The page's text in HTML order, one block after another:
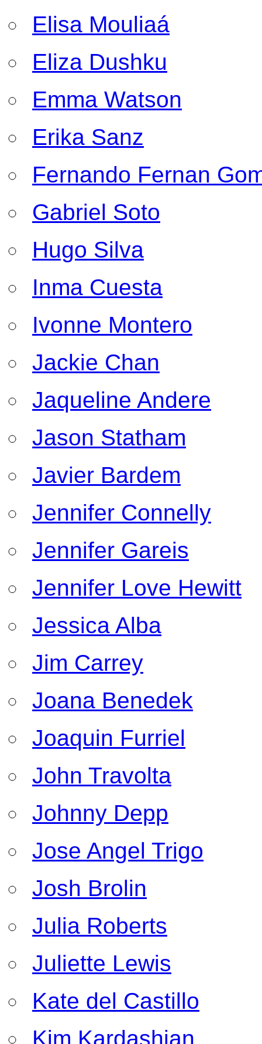
Elisa Mouliaá
Eliza Dushku
Emma Watson
Erika Sanz
Fernando Fernan
Gabriel Soto
Hugo Silva
Inma Cuesta
Ivonne Montero
Jackie Chan
Jaqueline Andere
Jason Statham
Javier Bardem
Jennifer Connelly
Jennifer Gareis
Jennifer Love Hewitt
Jessica Alba
Jim Carrey
Joana Benedek
Joaquin Furriel
John Travolta
Johnny Depp
Jose Angel Trigo
Josh Brolin
Julia Roberts
Juliette Lewis
Kate del Castillo
Kim Kardashian